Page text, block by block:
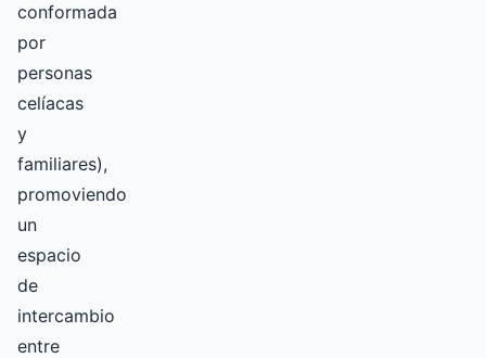
conformada
por
personas
celíacas
y
familiares),
promoviendo
un
espacio
de
intercambio
entre